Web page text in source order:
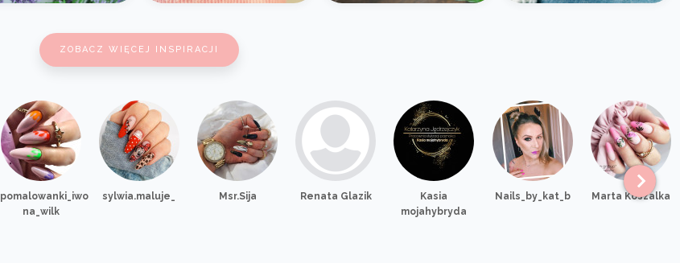
ZOBACZ WIĘCEJ INSPIRACJI
pomalowanki_iwo
na_wilk
sylwia.maluje_ Msr.Sija Renata Glazik
Kasia
mojahybryda
Nails_by_kat_b Marta Koszalka